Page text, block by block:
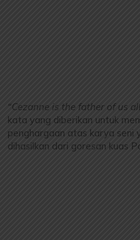
“Cezanne is the father of us
kata yang diberikan untuk
penghargaan atas karya seni
dihasilkan dari goresan kuas